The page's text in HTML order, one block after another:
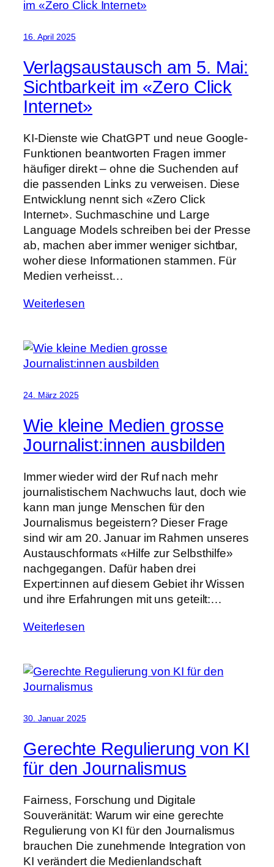
16. April 2025
Verlagsaustausch am 5. Mai:
Sichtbarkeit im «Zero Click
Internet»
KI-Dienste wie ChatGPT und neue Google-
Funktionen beantworten Fragen immer
häufiger direkt – ohne die Suchenden auf
die passenden Links zu verweisen. Diese
Entwicklung nennt sich «Zero Click
Internet». Suchmaschine und Large
Language Models schreiben bei der Presse
ab, machen aber immer weniger sichtbar,
woher diese Informationen stammen. Für
Medien verheisst…
Weiterlesen
24. März 2025
Wie kleine Medien grosse
Journalist:innen ausbilden
Immer wieder wird der Ruf nach mehr
journalistischem Nachwuchs laut, doch wie
kann man junge Menschen für den
Journalismus begeistern? Dieser Frage
sind wir am 20. Januar im Rahmen unseres
Austauschformats «Hilfe zur Selbsthilfe»
nachgegangen. Dafür haben drei
Expert:innen auf diesem Gebiet ihr Wissen
und ihre Erfahrungen mit uns geteilt:…
Weiterlesen
30. Januar 2025
Gerechte Regulierung von KI
für den Journalismus
Fairness, Forschung und Digitale
Souveränität: Warum wir eine gerechte
Regulierung von KI für den Journalismus
brauchen Die zunehmende Integration von
KI verändert die Medienlandschaft